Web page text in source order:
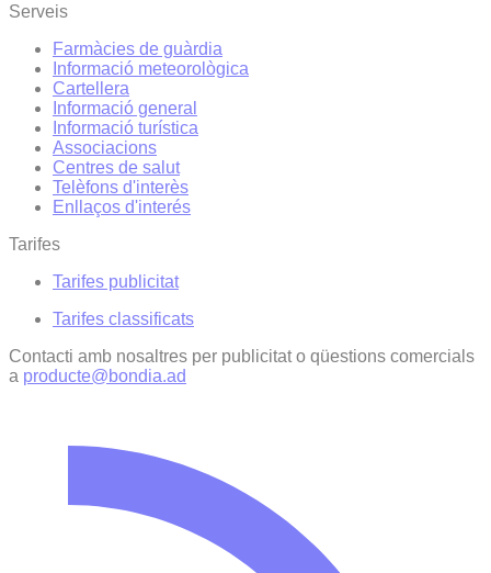
Serveis
Farmàcies de guàrdia
Informació meteorològica
Cartellera
Informació general
Informació turística
Associacions
Centres de salut
Telèfons d'interès
Enllaços d'interés
Tarifes
Tarifes publicitat
Tarifes classificats
Contacti amb nosaltres per publicitat o qüestions comercials
a producte@bondia.ad